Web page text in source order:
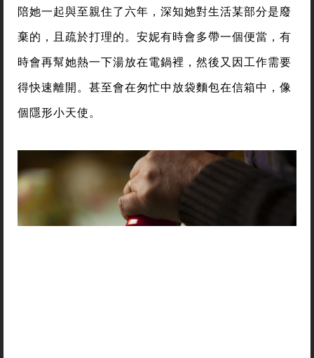
陪她一起與至親住了六年，深知她對生活某部分是廢
棄的，且疏於打理的。安妮有時會多帶一個便當，有
時會再幫她熱一下湯放在電鍋裡，然後又因工作需要
得快速離開。甚至會在匆忙中放袋麵包在信箱中，像
個隱形小天使。